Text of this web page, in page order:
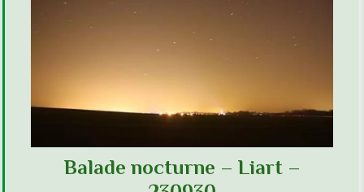
Balade nocturne – Liart –